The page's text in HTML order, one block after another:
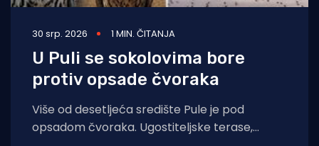
30 srp. 2026 1 MIN. ČITANJA
U Puli se sokolovima bore
protiv opsade čvoraka
Više od desetljeća središte Pule je pod
opsadom čvoraka. Ugostiteljske terase,